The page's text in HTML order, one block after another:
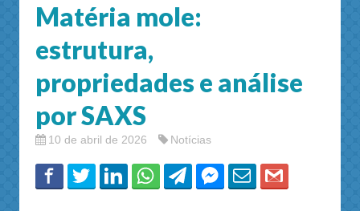
Matéria mole:
estrutura,
propriedades e análise
por SAXS
10 de abril de 2026 Notícias